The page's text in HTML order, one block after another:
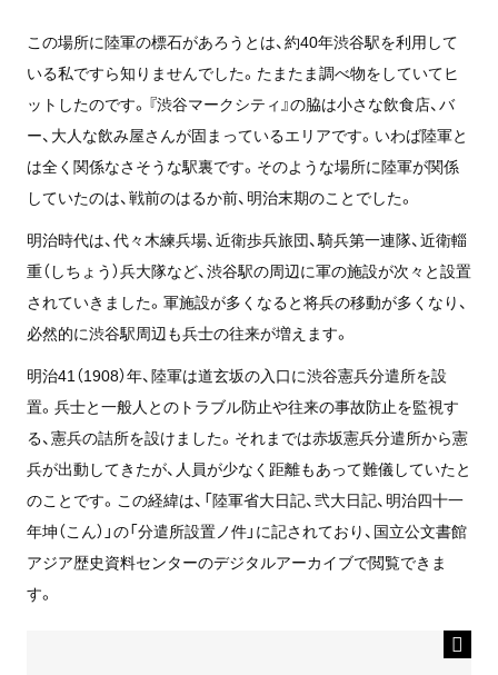
この場所に陸軍の標石があろうとは、約40年渋谷駅を利用して
いる私ですら知りませんでした。たまたま調べ物をしていてヒ
ットしたのです。『渋谷マークシティ』の脇は小さな飲食店、バ
ー、大人な飲み屋さんが固まっているエリアです。いわば陸軍と
は全く関係なさそうな駅裏です。そのような場所に陸軍が関係
していたのは、戦前のはるか前、明治末期のことでした。
明治時代は、代々木練兵場、近衛歩兵旅団、騎兵第一連隊、近衛輜
重（しちょう）兵大隊など、渋谷駅の周辺に軍の施設が次々と設置
されていきました。軍施設が多くなると将兵の移動が多くなり、
必然的に渋谷駅周辺も兵士の往来が増えます。
明治41（1908）年、陸軍は道玄坂の入口に渋谷憲兵分遣所を設
置。兵士と一般人とのトラブル防止や往来の事故防止を監視す
る、憲兵の詰所を設けました。それまでは赤坂憲兵分遣所から憲
兵が出動してきたが、人員が少なく距離もあって難儀していたと
のことです。この経緯は、「陸軍省大日記、弐大日記、明治四十一
年坤（こん）」の「分遣所設置ノ件」に記されており、国立公文書館
アジア歴史資料センターのデジタルアーカイブで閲覧できま
す。